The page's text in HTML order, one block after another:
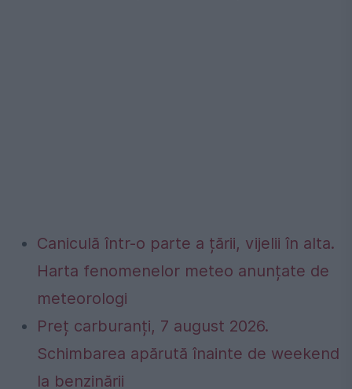
Caniculă într-o parte a țării, vijelii în alta.
Harta fenomenelor meteo anunțate de
meteorologi
Preț carburanți, 7 august 2026.
Schimbarea apărută înainte de weekend
la benzinării